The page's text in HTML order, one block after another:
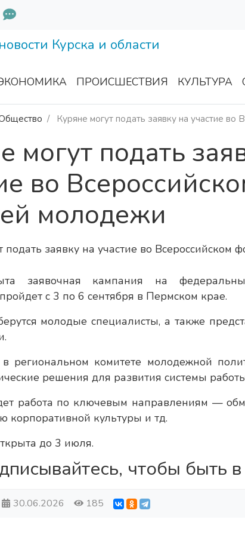
ПРОИСШЕСТВИЯ КУЛЬТУРА
Куряне могут подать заявку на участие
могут подать
во
молодежи
заявочная кампания на
с 3 по 6 сентября в Пермском крае.
молодые специалисты, а также
региональном комитете молодежной
решения для развития системы
работа по ключевым направлениям —
корпоративной культуры и тд.
до 3 июля.
чтобы быть в
30.06.2026 185